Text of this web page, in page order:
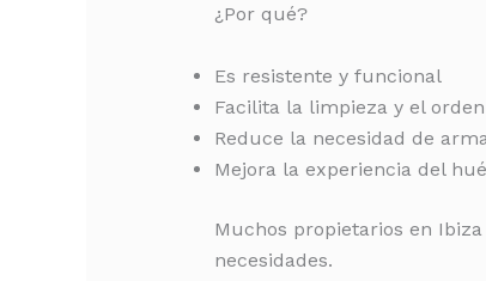
¿Por qué?
Es resistente y funcional
Facilita la limpieza y el orden
Reduce la necesidad de
Mejora la experiencia del
Muchos propietarios en
necesidades.